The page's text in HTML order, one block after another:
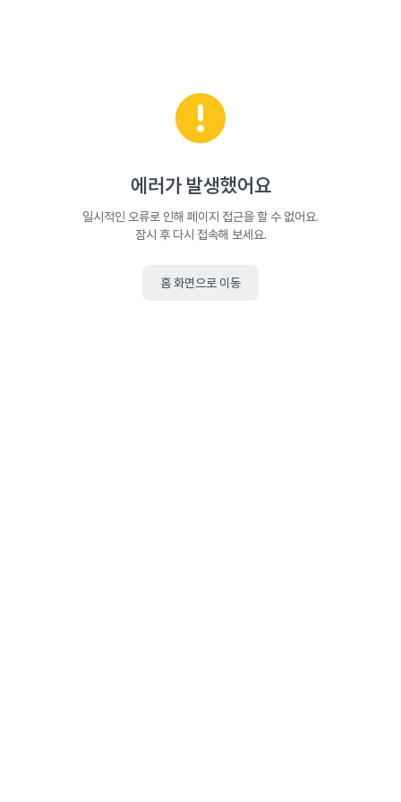
에러가 발생했어요
일시적인 오류로 인해 페이지 접근을 할 수 없어요.
잠시 후 다시 접속해 보세요.
홈 화면으로 이동